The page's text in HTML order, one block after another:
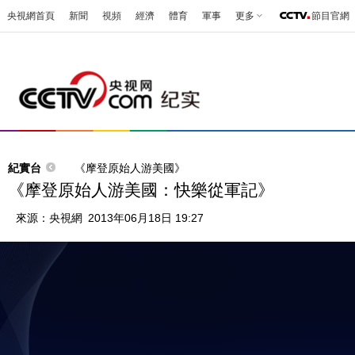
央視網首頁 新聞 視頻 經濟 體育 軍事 更多 節目官網
紀實台 《摩登原始人游美國》
《摩登原始人游美國：快樂從軍記》
來源： 央視網 2013年06月18日 19:27